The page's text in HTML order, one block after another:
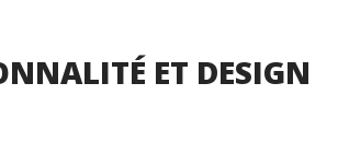
ET DESIGN